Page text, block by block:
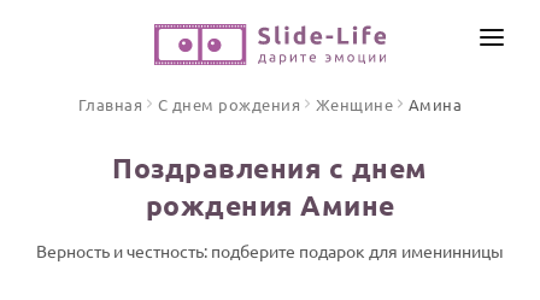
ПО ФОРМАТУ
Видео поздравления
ИНСТРУМЕНТЫ
Главная С днем рождения Женщине Амина
Поздравления с днем
рождения Амине
Верность и честность: подберите подарок для именинницы